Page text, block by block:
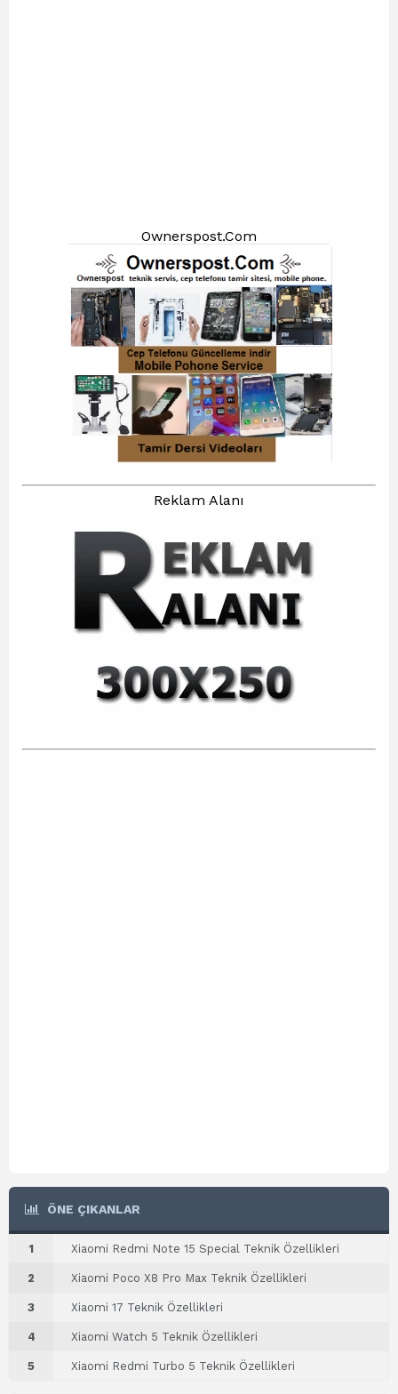
Ownerspost.Com
Reklam Alanı
ÖNE ÇIKANLAR
1 Xiaomi Redmi Note 15 Special Teknik Özellikleri
2 Xiaomi Poco X8 Pro Max Teknik Özellikleri
3 Xiaomi 17 Teknik Özellikleri
4 Xiaomi Watch 5 Teknik Özellikleri
5 Xiaomi Redmi Turbo 5 Teknik Özellikleri